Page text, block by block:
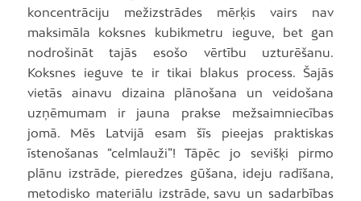
koncentrāciju mežizstrādes mērķis vairs nav
maksimāla koksnes kubikmetru ieguve, bet gan
nodrošināt tajās esošo vērtību uzturēšanu.
Koksnes ieguve te ir tikai blakus process. Šajās
vietās ainavu dizaina plānošana un veidošana
uzņēmumam ir jauna prakse mežsaimniecības
jomā. Mēs Latvijā esam šīs pieejas praktiskas
īstenošanas “celmlauži”! Tāpēc jo sevišķi pirmo
plānu izstrāde, pieredzes gūšana, ideju radīšana,
metodisko materiālu izstrāde, savu un sadarbības